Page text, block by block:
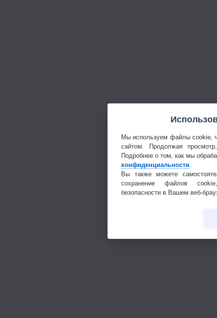
Мы используем файлы cookie,
сайтом. Продолжая
Подробнее о том, как мы
конфиденциальности
Вы также можете
сохранение файлов
безопасности в Вашем веб-